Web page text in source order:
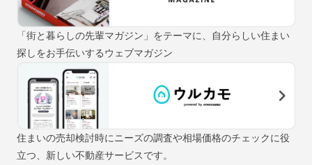
「街と暮らしの先輩マガジン」をテーマに、自分らしい住まい
探しをお手伝いするウェブマガジン
住まいの売却検討時にニーズの調査や相場価格のチェックに役
立つ、新しい不動産サービスです。